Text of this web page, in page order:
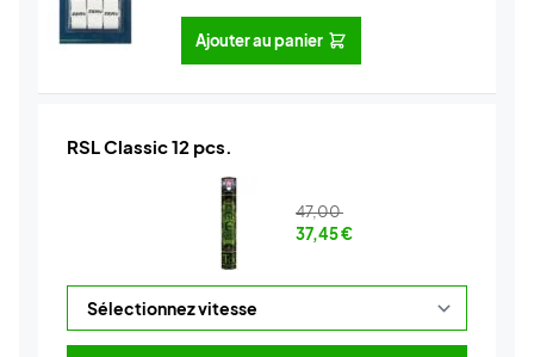
Ajouter au panier
RSL Classic 12 pcs.
47,00
37,45€